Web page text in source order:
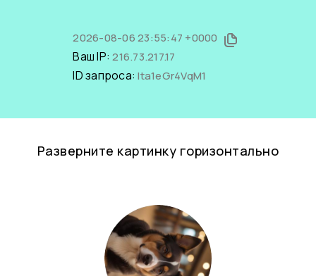
2026-08-06 23:55:47 +0000
Ваш IP:216.73.217.17
ID запроса:lta1eGr4VqM1
Разверните картинку горизонтально